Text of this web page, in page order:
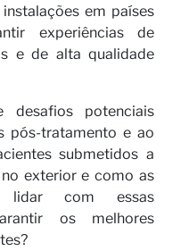
em países
experiências de
e de alta qualidade
potenciais
pós-tratamento e ao
submetidos a
exterior e como as
lidar com essas
os melhores